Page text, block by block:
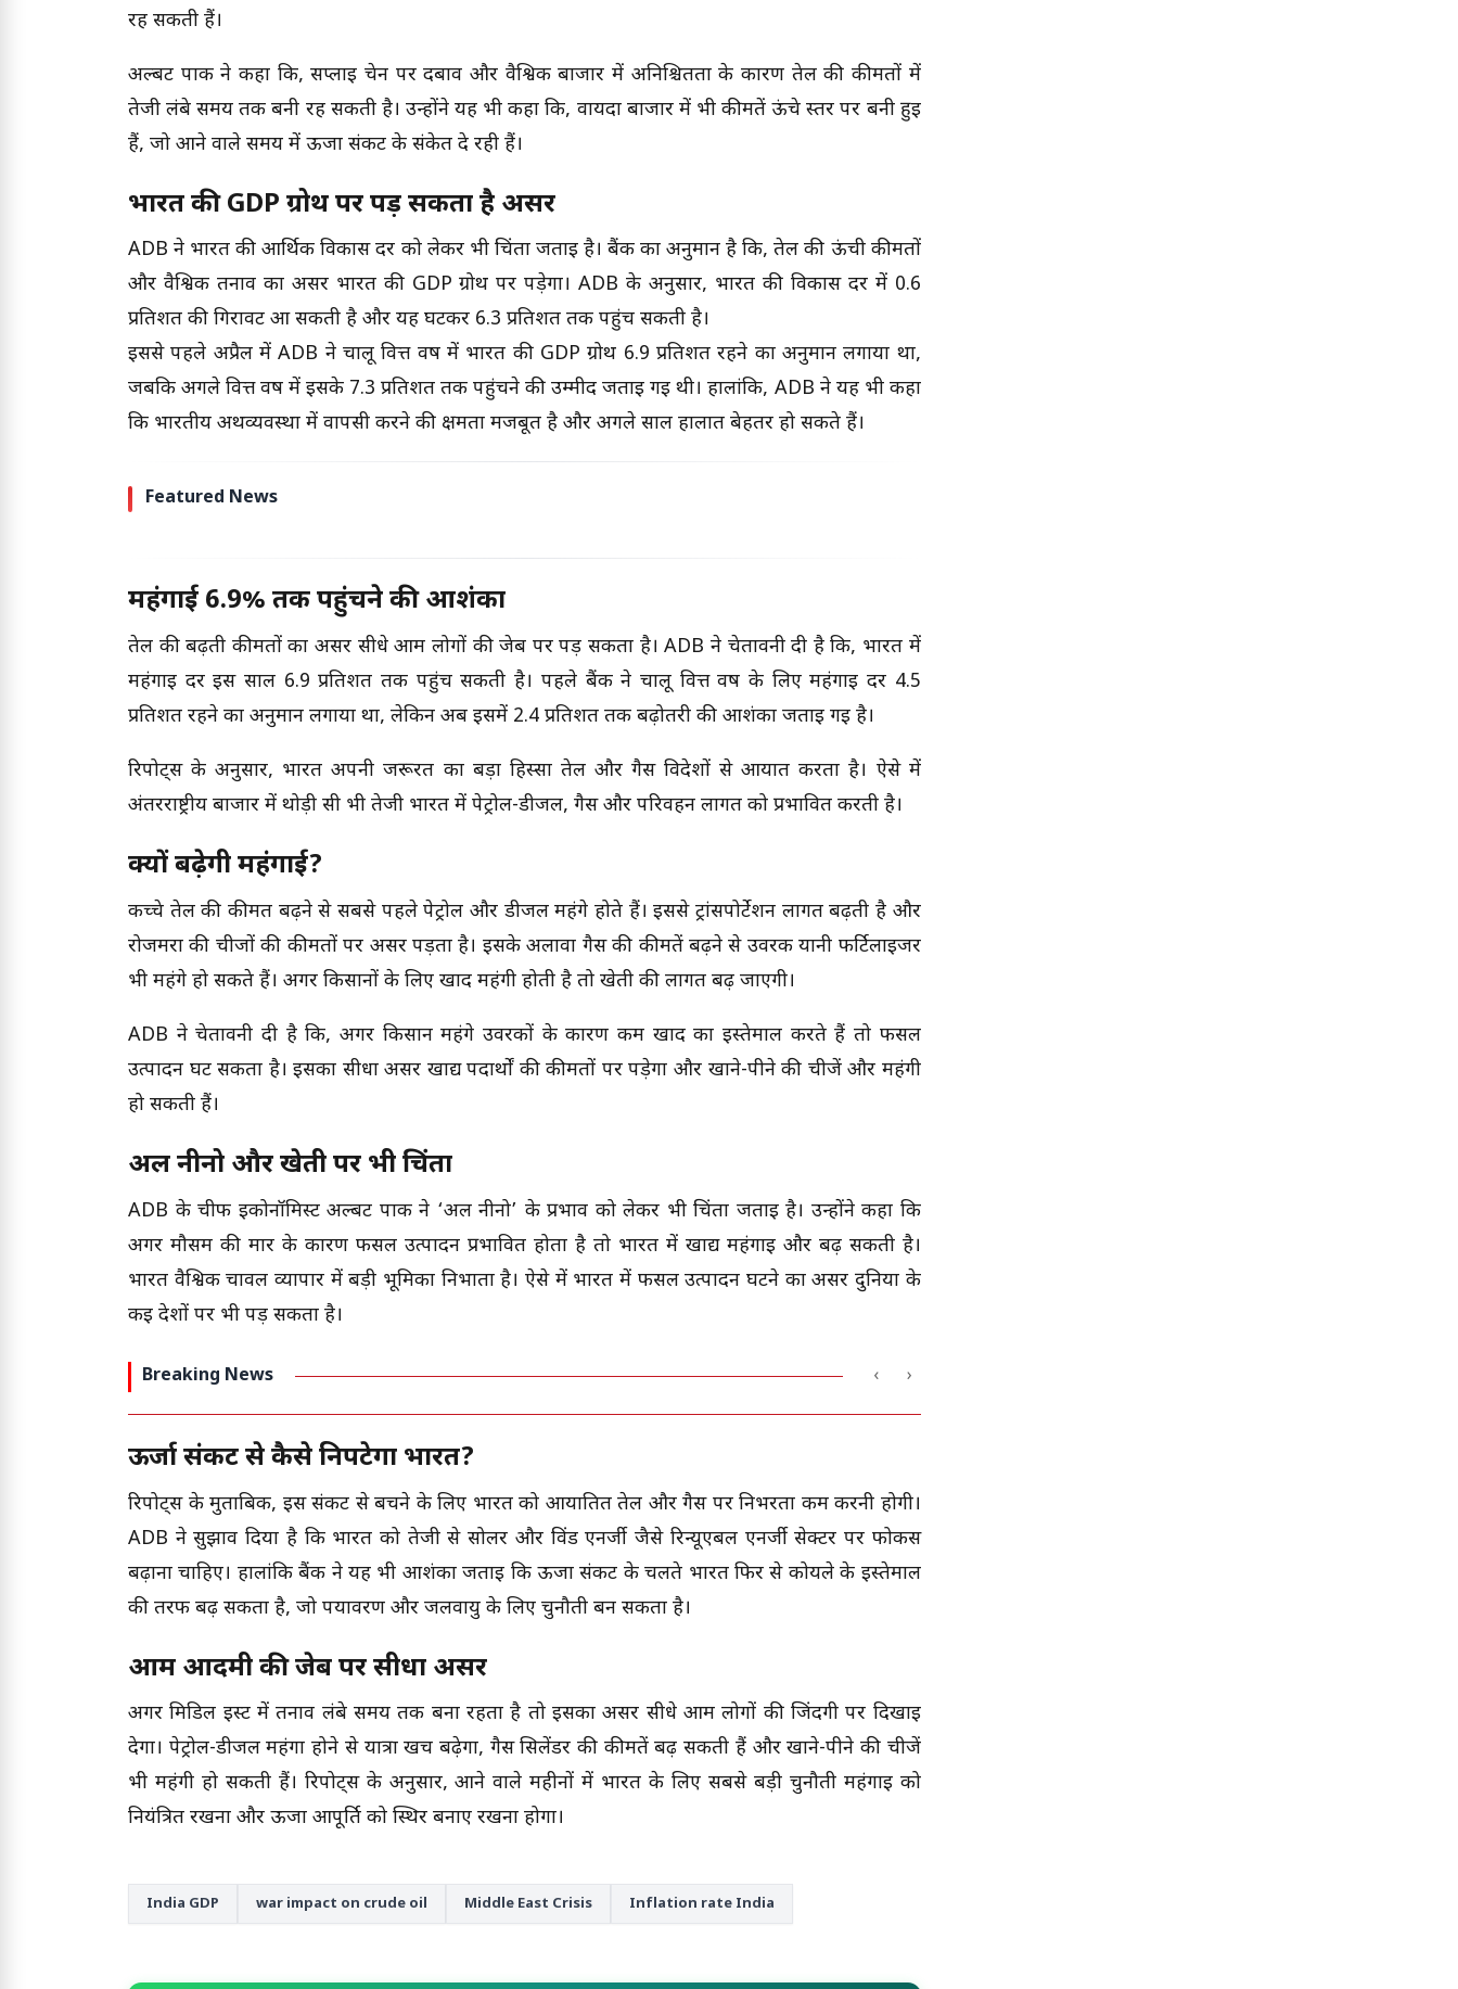
रह सकती हैं।
अल्बर्ट पार्क ने कहा कि, सप्लाई चेन पर दबाव और वैश्विक बाजार में अनिश्चितता के कारण तेल की कीमतों में
तेजी लंबे समय तक बनी रह सकती है। उन्होंने यह भी कहा कि, वायदा बाजार में भी कीमतें ऊंचे स्तर पर बनी हुई
हैं, जो आने वाले समय में ऊर्जा संकट के संकेत दे रही हैं।
भारत की GDP ग्रोथ पर पड़ सकता है असर
ADB ने भारत की आर्थिक विकास दर को लेकर भी चिंता जताई है। बैंक का अनुमान है कि, तेल की ऊंची कीमतों
और वैश्विक तनाव का असर भारत की GDP ग्रोथ पर पड़ेगा। ADB के अनुसार, भारत की विकास दर में 0.6
प्रतिशत की गिरावट आ सकती है और यह घटकर 6.3 प्रतिशत तक पहुंच सकती है।
इससे पहले अप्रैल में ADB ने चालू वित्त वर्ष में भारत की GDP ग्रोथ 6.9 प्रतिशत रहने का अनुमान लगाया था,
जबकि अगले वित्त वर्ष में इसके 7.3 प्रतिशत तक पहुंचने की उम्मीद जताई गई थी। हालांकि, ADB ने यह भी कहा
कि भारतीय अर्थव्यवस्था में वापसी करने की क्षमता मजबूत है और अगले साल हालात बेहतर हो सकते हैं।
Featured News
महंगाई 6.9% तक पहुंचने की आशंका
तेल की बढ़ती कीमतों का असर सीधे आम लोगों की जेब पर पड़ सकता है। ADB ने चेतावनी दी है कि, भारत में
महंगाई दर इस साल 6.9 प्रतिशत तक पहुंच सकती है। पहले बैंक ने चालू वित्त वर्ष के लिए महंगाई दर 4.5
प्रतिशत रहने का अनुमान लगाया था, लेकिन अब इसमें 2.4 प्रतिशत तक बढ़ोतरी की आशंका जताई गई है।
रिपोर्ट्स के अनुसार, भारत अपनी जरूरत का बड़ा हिस्सा तेल और गैस विदेशों से आयात करता है। ऐसे में
अंतरराष्ट्रीय बाजार में थोड़ी सी भी तेजी भारत में पेट्रोल-डीजल, गैस और परिवहन लागत को प्रभावित करती है।
क्यों बढ़ेगी महंगाई?
कच्चे तेल की कीमत बढ़ने से सबसे पहले पेट्रोल और डीजल महंगे होते हैं। इससे ट्रांसपोर्टेशन लागत बढ़ती है और
रोजमर्रा की चीजों की कीमतों पर असर पड़ता है। इसके अलावा गैस की कीमतें बढ़ने से उर्वरक यानी फर्टिलाइजर
भी महंगे हो सकते हैं। अगर किसानों के लिए खाद महंगी होती है तो खेती की लागत बढ़ जाएगी।
ADB ने चेतावनी दी है कि, अगर किसान महंगे उर्वरकों के कारण कम खाद का इस्तेमाल करते हैं तो फसल
उत्पादन घट सकता है। इसका सीधा असर खाद्य पदार्थों की कीमतों पर पड़ेगा और खाने-पीने की चीजें और महंगी
हो सकती हैं।
अल नीनो और खेती पर भी चिंता
ADB के चीफ इकोनॉमिस्ट अल्बर्ट पार्क ने ‘अल नीनो’ के प्रभाव को लेकर भी चिंता जताई है। उन्होंने कहा कि
अगर मौसम की मार के कारण फसल उत्पादन प्रभावित होता है तो भारत में खाद्य महंगाई और बढ़ सकती है।
भारत वैश्विक चावल व्यापार में बड़ी भूमिका निभाता है। ऐसे में भारत में फसल उत्पादन घटने का असर दुनिया के
कई देशों पर भी पड़ सकता है।
Breaking News ‹ ›
ऊर्जा संकट से कैसे निपटेगा भारत?
रिपोर्ट्स के मुताबिक, इस संकट से बचने के लिए भारत को आयातित तेल और गैस पर निर्भरता कम करनी होगी।
ADB ने सुझाव दिया है कि भारत को तेजी से सोलर और विंड एनर्जी जैसे रिन्यूएबल एनर्जी सेक्टर पर फोकस
बढ़ाना चाहिए। हालांकि बैंक ने यह भी आशंका जताई कि ऊर्जा संकट के चलते भारत फिर से कोयले के इस्तेमाल
की तरफ बढ़ सकता है, जो पर्यावरण और जलवायु के लिए चुनौती बन सकता है।
आम आदमी की जेब पर सीधा असर
अगर मिडिल ईस्ट में तनाव लंबे समय तक बना रहता है तो इसका असर सीधे आम लोगों की जिंदगी पर दिखाई
देगा। पेट्रोल-डीजल महंगा होने से यात्रा खर्च बढ़ेगा, गैस सिलेंडर की कीमतें बढ़ सकती हैं और खाने-पीने की चीजें
भी महंगी हो सकती हैं। रिपोर्ट्स के अनुसार, आने वाले महीनों में भारत के लिए सबसे बड़ी चुनौती महंगाई को
नियंत्रित रखना और ऊर्जा आपूर्ति को स्थिर बनाए रखना होगा।
India GDP war impact on crude oil Middle East Crisis Inflation rate India